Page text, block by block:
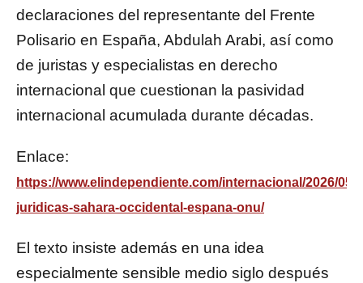
declaraciones del representante del Frente
Polisario en España, Abdulah Arabi, así como
de juristas y especialistas en derecho
internacional que cuestionan la pasividad
internacional acumulada durante décadas.
Enlace:
https://www.elindependiente.com/internacional/2026/05/
juridicas-sahara-occidental-espana-onu/
El texto insiste además en una idea
especialmente sensible medio siglo después